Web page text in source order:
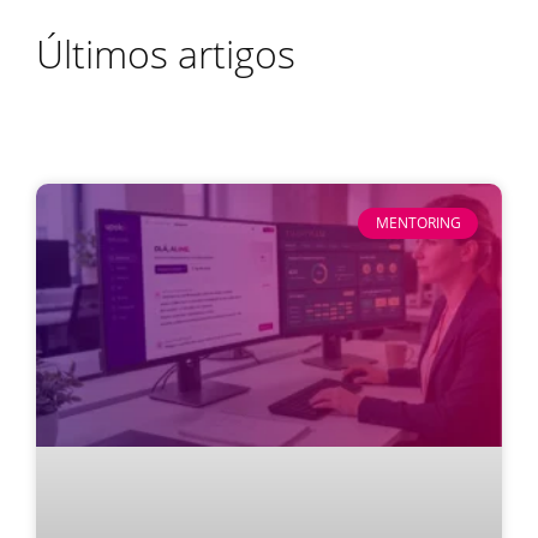
Últimos artigos
MENTORING